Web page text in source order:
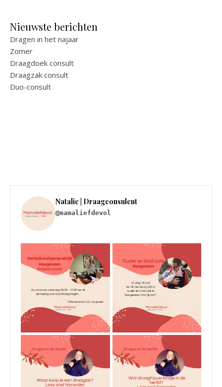
Nieuwste berichten
Dragen in het najaar
Zomer
Draagdoek consult
Draagzak consult
Duo-consult
Natalie | Draagconsulent
@mamaliefdevol